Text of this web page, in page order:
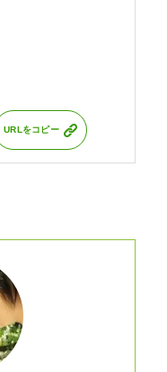
URLをコピー